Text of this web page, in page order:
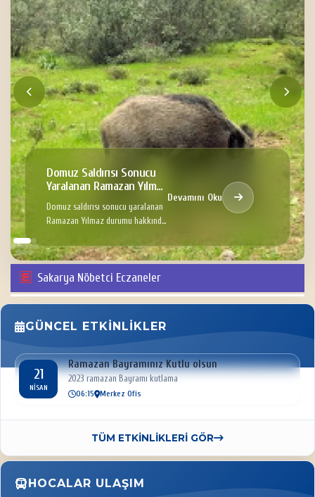
Domuz Saldırısı Sonucu
Yaralanan Ramazan Yılmaz
Hakkında
Domuz saldırısı sonucu yaralanan
Ramazan Yılmaz durumu hakkında
Devamını Oku
Sakarya Nöbetci Eczaneler
GÜNCEL ETKINLIKLER
21
NISAN
Ramazan Bayramınız Kutlu olsun
2023 ramazan Bayramı kutlama
06:15 Merkez Ofis
TÜM ETKİNLİKLERİ GÖR
HOCALAR ULAŞIM